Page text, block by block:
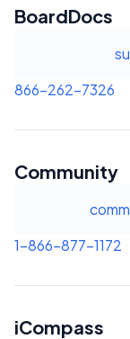
BoardDocs
866-262-7326
Community
1-866-877-1172
iCompass